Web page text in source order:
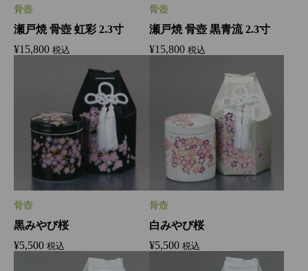
骨壺
瀬戸焼 骨壺 虹彩 2.3寸
¥15,800 税込
骨壺
瀬戸焼 骨壺 黒青流 2.3寸
¥15,800 税込
骨壺
黒みやび桜
¥5,500 税込
骨壺
白みやび桜
¥5,500 税込